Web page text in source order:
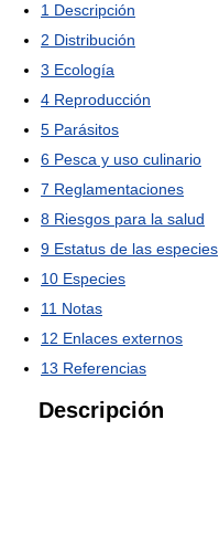
1 Descripción
2 Distribución
3 Ecología
4 Reproducción
5 Parásitos
6 Pesca y uso culinario
7 Reglamentaciones
8 Riesgos para la salud
9 Estatus de las especies
10 Especies
11 Notas
12 Enlaces externos
13 Referencias
Descripción